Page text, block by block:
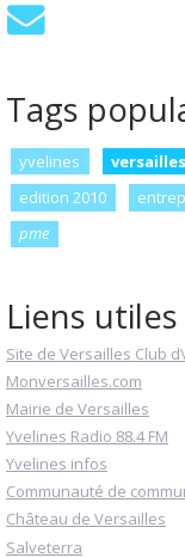
Tags
yvelines versailles
edition 2010
pme
Liens utiles
Site de Versailles Club
Monversailles.com
Mairie de Versailles
Yvelines Radio 88.4 FM
Yvelines infos
Communauté de
Château de Versailles
Salveterra